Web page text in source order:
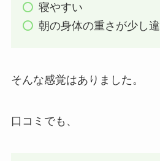
寝やすい
朝の身体の重さが少し
そんな感覚はありました。
口コミでも、